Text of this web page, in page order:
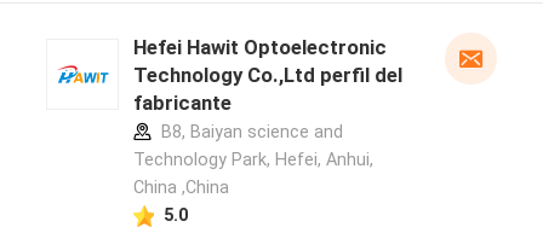
Hefei Hawit Optoelectronic
Technology Co.,Ltd perfil del
fabricante
B8, Baiyan science and
Technology Park, Hefei, Anhui,
China ,China
5.0